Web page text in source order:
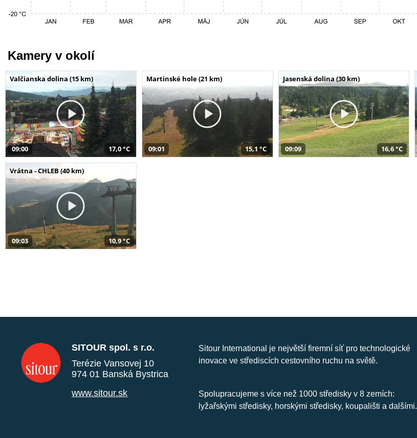
Kamery v okolí
Valčianska dolina (15 km)
09:00 17,0 °C
Martinské hole (21 km)
09:01 15,1 °C
Jasenská dolina (30 km)
09:09 16,6 °C
Vrátna - CHLEB (40 km)
09:03 10,9 °C
SITOUR spol. s r.o.
Terézie Vansovej 10
974 01 Banská Bystrica
www.sitour.sk
Sitour International je největší firemní síť pro technologické
inovace ve střediscích cestovního ruchu na světě.
Spolupracujeme s více než 1000 středisky v 8 zemích:
lyžařskými středisky, horskými středisky, koupališti a dalšími.